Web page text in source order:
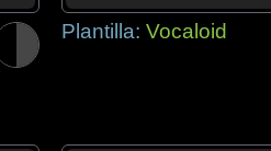
Plantilla: Vocaloid